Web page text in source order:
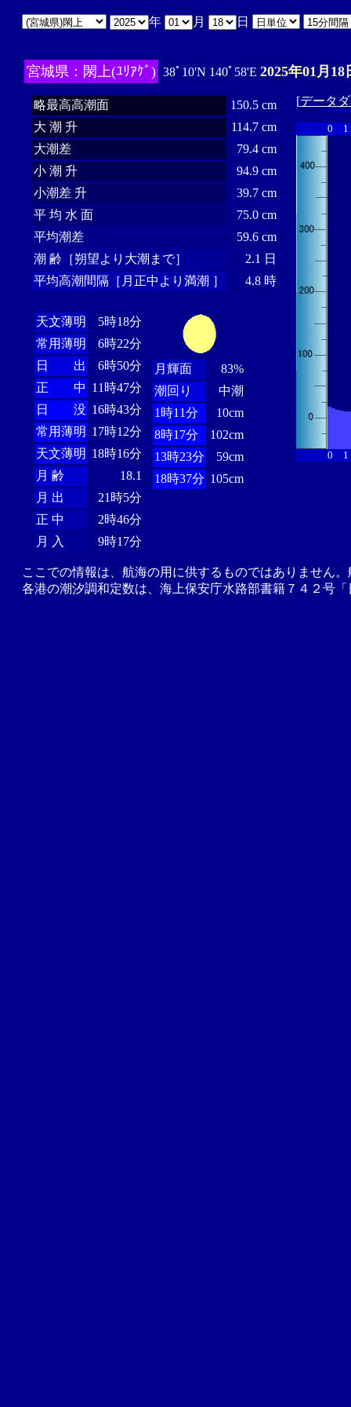
年 月 日
宮城県：閖上(ﾕﾘｱｹﾞ) 38ﾟ10'N 140ﾟ58'E 2025年01月18
略最高高潮面
150.5 cm
大 潮 升
114.7 cm
大潮差
79.4 cm
小 潮 升
94.9 cm
小潮差 升
39.7 cm
平 均 水 面
75.0 cm
平均潮差
59.6 cm
潮 齢［朔望より大潮まで］
2.1 日
平均高潮間隔［月正中より満潮 ］
4.8 時
天文薄明
5時18分
常用薄明
6時22分
日 出
6時50分
正 中 11時47分
日 没 16時43分
常用薄明 17時12分
天文薄明 18時16分
月 齢
18.1
月 出
21時5分
正 中
2時46分
月 入
9時17分
月輝面
83%
潮回り
中潮
1時11分
10cm
8時17分
102cm
13時23分
59cm
18時37分 105cm
[データ
0 1
0 1
ここでの情報は、航海の用に供するものではありません
各港の潮汐調和定数は、海上保安庁水路部書籍７４２号